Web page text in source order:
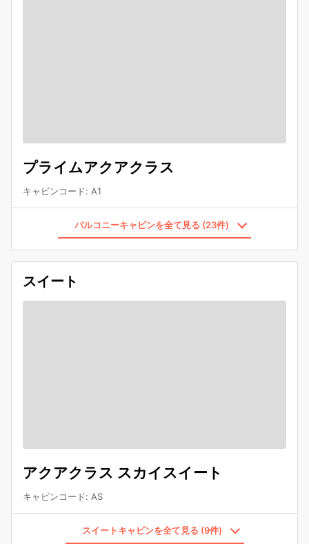
プライムアクアクラス
キャビンコード: A1
バルコニーキャビンを全て見る (23件)
スイート
アクアクラス スカイスイート
キャビンコード: AS
スイートキャビンを全て見る (9件)